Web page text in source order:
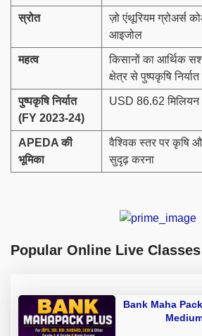
स्रोत
ज़ो एंथूरियम ग्रोअर्स
आइजोल
महत्व
किसानों का आर्थिक
क्षेत्र से पुष्पकृषि
पुष्पकृषि निर्यात
(FY 2023-24)
USD 86.62 मिलियन
APEDAकी
भूमिका
वैश्विक स्तर पर कृषि
सुदृढ़ करना
Popular Online Live Classes
Bank Maha